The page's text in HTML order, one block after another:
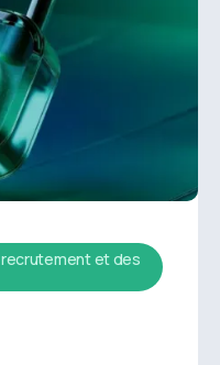
et des